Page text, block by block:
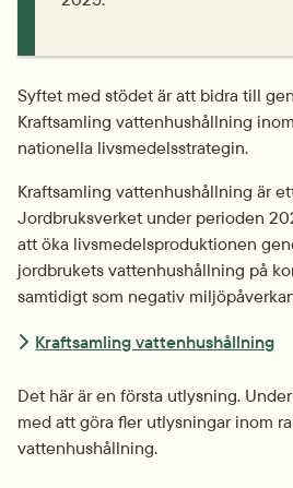
Syftet med stödet är att bidra till
Kraftsamling vattenhushållning
nationella livsmedels­strategin.
Kraftsamling vattenhushållning är
Jordbruksverket under perioden
att öka livsmedels­produktionen
jordbrukets vattenhushållning på
samtidigt som negativ
Kraftsamling vattenhushållning
Det här är en första utlysning.
med att göra fler utlysningar inom
vattenhushållning.